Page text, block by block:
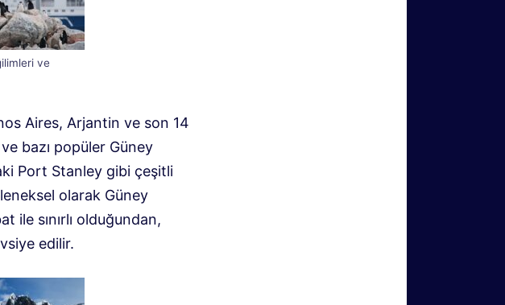
ve
Aires, Arjantin ve son 14
bazı popüler Güney
Port Stanley gibi çeşitli
olarak Güney
ile sınırlı olduğundan,
edilir.